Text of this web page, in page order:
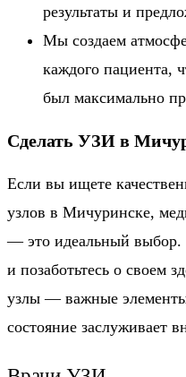
результаты и
Мы создаем
каждого пациента,
был максимально
Сделать УЗИ в
Если вы ищете
узлов в Мичуринске,
— это идеальный выбор.
и позаботьтесь о своем
узлы — важные
состояние заслуживает